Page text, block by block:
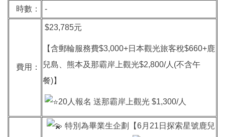
時數： -
費用：
$23,785元
【含郵輪服務費$3,000+日本觀光旅客稅$660+鹿
兒島、熊本及那霸岸上觀光$2,800/人(不含午
餐)】
20人報名 送那霸岸上觀光 $1,300/人
特別為畢業生企劃【6月21日探索星號鹿兒